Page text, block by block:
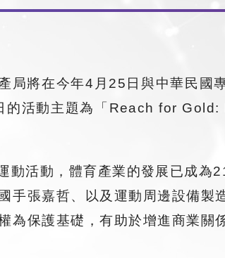
將在今年4月25日與中華民國
活動主題為「Reach for
活動，體育產業的發展已成為
張嘉哲、以及運動周邊設備製
保護基礎，有助於增進商業關